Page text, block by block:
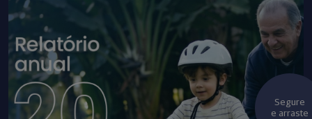
Segure
e arraste